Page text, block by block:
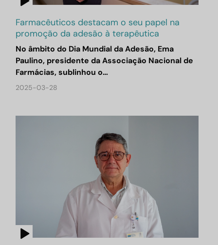
Farmacêuticos destacam o seu papel na
promoção da adesão à terapêutica
No âmbito do Dia Mundial da Adesão, Ema
Paulino, presidente da Associação Nacional de
Farmácias, sublinhou o…
2025-03-28